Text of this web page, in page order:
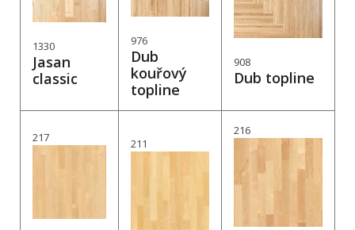
1330
Jasan
classic
976
Dub
kouřový
topline
908
Dub topline
217 211
216